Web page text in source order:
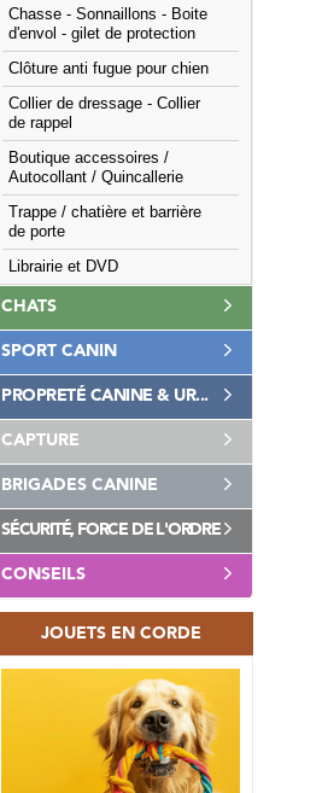
Chasse - Sonnaillons - Boite
d'envol - gilet de protection
Clôture anti fugue pour chien
Collier de dressage - Collier
de rappel
Boutique accessoires /
Autocollant / Quincallerie
Trappe / chatière et barrière
de porte
Librairie et DVD
CHATS
SPORT CANIN
PROPRETÉ CANINE & UR...
CAPTURE
BRIGADES CANINE
SÉCURITÉ, FORCE DE L'ORDRE
CONSEILS
JOUETS EN CORDE